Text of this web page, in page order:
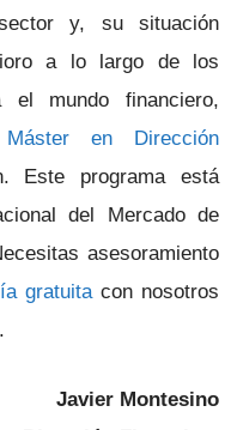
y, su situación
a lo largo de los
mundo financiero,
Máster en Dirección
Este programa está
del Mercado de
asesoramiento
gratuitacon nosotros
Javier Montesino